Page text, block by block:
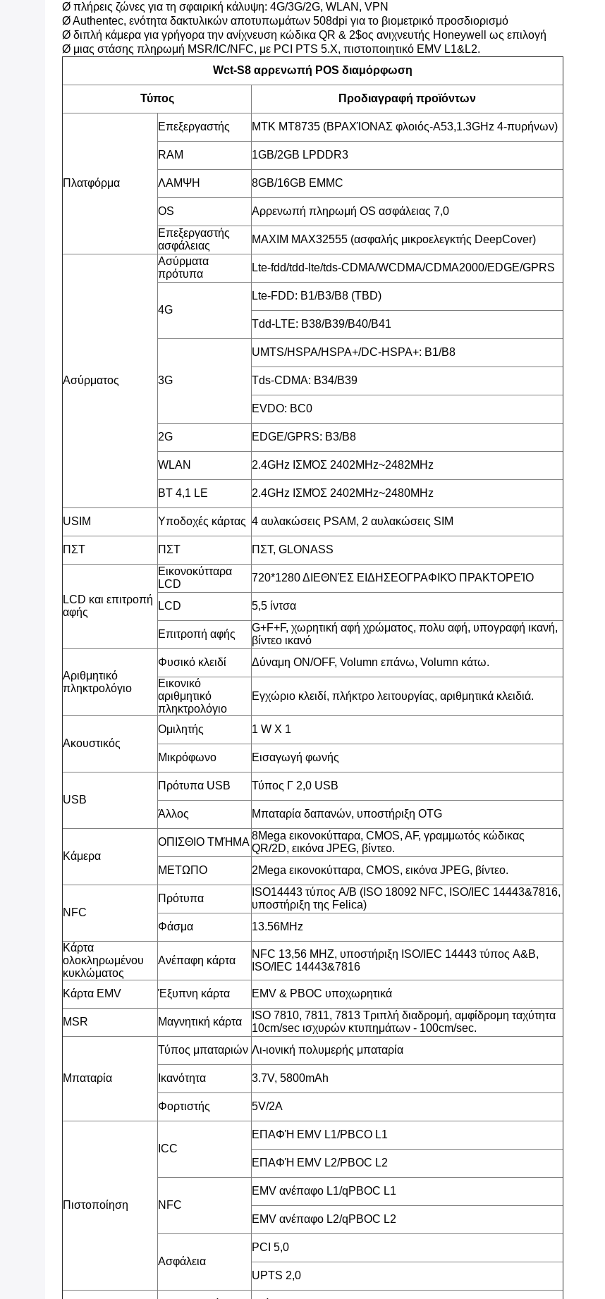
Ø πλήρεις ζώνες για τη σφαιρική κάλυψη: 4G/3G/2G, WLAN, VPN
Ø Authentec, ενότητα δακτυλικών αποτυπωμάτων 508dpi για το βιομετρικό προσδιορισμό
Ø διπλή κάμερα για γρήγορα την ανίχνευση κώδικα QR & 2$ος ανιχνευτής Honeywell ως επιλογή
Ø μιας στάσης πληρωμή MSR/IC/NFC, με PCI PTS 5.X, πιστοποιητικό EMV L1&L2.
Wct-S8 αρρενωπή POS διαμόρφωση
Τύπος Προδιαγραφή προϊόντων
Πλατφόρμα
Επεξεργαστής MTK MT8735 (ΒΡΑΧΊΟΝΑΣ φλοιός-A53,1.3GHz 4-πυρήνων)
RAM 1GB/2GB LPDDR3
ΛΑΜΨΗ 8GB/16GB EMMC
OS
Αρρενωπή πληρωμή OS ασφάλειας 7,0
Επεξεργαστής
ασφάλειας
MAXIM MAX32555 (ασφαλής μικροελεγκτής DeepCover)
Ασύρματος
Ασύρματα
πρότυπα
Lte-fdd/tdd-lte/tds-CDMA/WCDMA/CDMA2000/EDGE/GPRS
4G
Lte-FDD: B1/B3/B8 (TBD)
Tdd-LTE: B38/B39/B40/B41
3G
UMTS/HSPA/HSPA+/DC-HSPA+: B1/B8
Tds-CDMA: B34/B39
EVDO: BC0
2G EDGE/GPRS: B3/B8
WLAN 2.4GHz ΙΣΜΌΣ 2402MHz~2482MHz
BT 4,1 LE 2.4GHz ΙΣΜΌΣ 2402MHz~2480MHz
USIM Υποδοχές κάρτας 4 αυλακώσεις PSAM, 2 αυλακώσεις SIM
ΠΣΤ ΠΣΤ ΠΣΤ, GLONASS
LCD και επιτροπή
αφής
Εικονοκύτταρα
LCD
720*1280 ΔΙΕΘΝΈΣ ΕΙΔΗΣΕΟΓΡΑΦΙΚΌ ΠΡΑΚΤΟΡΕΊΟ
LCD 5,5 ίντσα
Επιτροπή αφής
G+F+F, χωρητική αφή χρώματος, πολυ αφή, υπογραφή ικανή,
βίντεο ικανό
Αριθμητικό
πληκτρολόγιο
Φυσικό κλειδί
Δύναμη ON/OFF, Volumn επάνω, Volumn κάτω.
Εικονικό
αριθμητικό
πληκτρολόγιο
Εγχώριο κλειδί, πλήκτρο λειτουργίας, αριθμητικά κλειδιά.
Ακουστικός
Ομιλητής 1 W Χ 1
Μικρόφωνο Εισαγωγή φωνής
USB
Πρότυπα USB Τύπος Γ 2,0 USB
Άλλος Μπαταρία δαπανών, υποστήριξη OTG
Κάμερα
ΟΠΙΣΘΙΟ ΤΜΉΜΑ
8Mega εικονοκύτταρα, CMOS, AF, γραμμωτός κώδικας
QR/2D, εικόνα JPEG, βίντεο.
ΜΕΤΩΠΟ
2Mega εικονοκύτταρα, CMOS, εικόνα JPEG, βίντεο.
NFC
Πρότυπα
ISO14443 τύπος A/B (ISO 18092 NFC, ISO/IEC 14443&7816,
υποστήριξη της Felica)
Φάσμα
13.56MHz
Κάρτα
ολοκληρωμένου
κυκλώματος
Ανέπαφη κάρτα
NFC 13,56 MHZ, υποστήριξη ISO/IEC 14443 τύπος A&B,
ISO/IEC 14443&7816
Κάρτα EMV Έξυπνη κάρτα EMV & PBOC υποχωρητικά
MSR Μαγνητική κάρτα
ISO 7810, 7811, 7813 Τριπλή διαδρομή, αμφίδρομη ταχύτητα
10cm/sec ισχυρών κτυπημάτων - 100cm/sec.
Μπαταρία
Τύπος μπαταριών Λι-ιονική πολυμερής μπαταρία
Ικανότητα 3.7V, 5800mAh
Φορτιστής 5V/2A
Πιστοποίηση
ICC
ΕΠΑΦΉ EMV L1/PBCO L1
ΕΠΑΦΉ EMV L2/PBOC L2
NFC
EMV ανέπαφο L1/qPBOC L1
EMV ανέπαφο L2/qPBOC L2
Ασφάλεια
PCI 5,0
UPTS 2,0